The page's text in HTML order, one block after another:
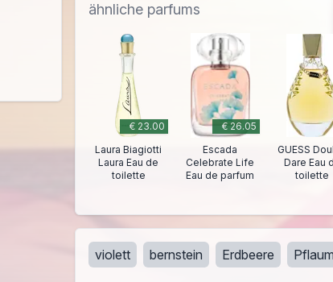
ähnliche parfums
€ 23.00
Laura Biagiotti
Laura Eau de
toilette
€ 26.05
Escada
Celebrate Life
Eau de parfum
GUESS
Dare Eau
toilette
violett bernstein Erdbeere